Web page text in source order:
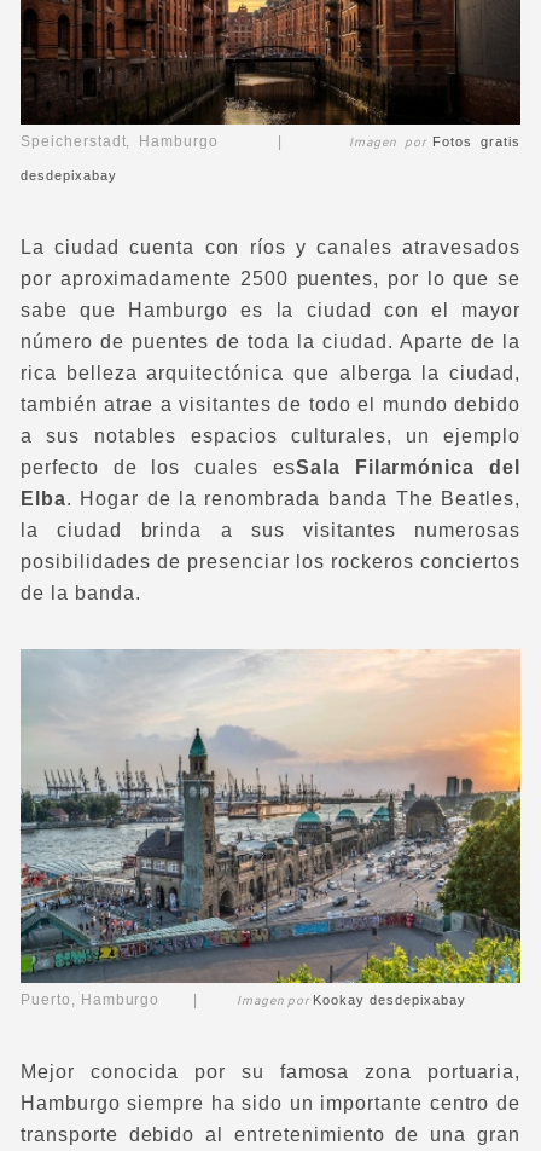
Speicherstadt, Hamburgo | Imagen por Fotos gratis
desdepixabay
La ciudad cuenta con ríos y canales atravesados
por aproximadamente 2500 puentes, por lo que se
sabe que Hamburgo es la ciudad con el mayor
número de puentes de toda la ciudad. Aparte de la
rica belleza arquitectónica que alberga la ciudad,
también atrae a visitantes de todo el mundo debido
a sus notables espacios culturales, un ejemplo
perfecto de los cuales esSala Filarmónica del
Elba. Hogar de la renombrada banda The Beatles,
la ciudad brinda a sus visitantes numerosas
posibilidades de presenciar los rockeros conciertos
de la banda.
Puerto, Hamburgo | Imagen por Kookay desdepixabay
Mejor conocida por su famosa zona portuaria,
Hamburgo siempre ha sido un importante centro de
transporte debido al entretenimiento de una gran